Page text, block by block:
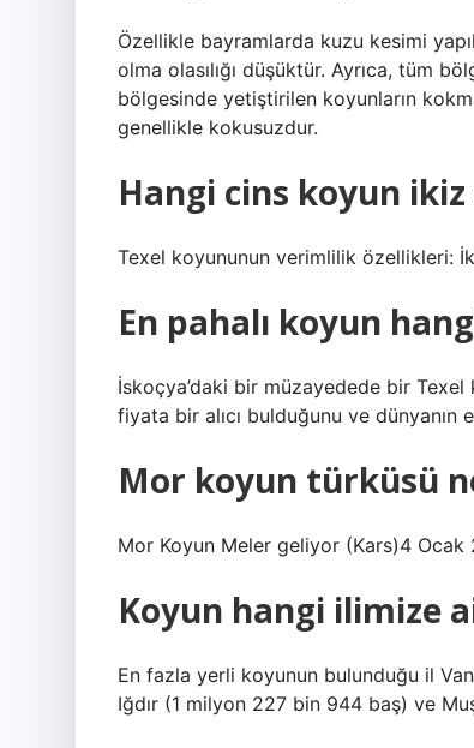
Özellikle bayramlarda kuzu kesimi
olma olasılığı düşüktür. Ayrıca, tüm
bölgesinde yetiştirilen koyunların
genellikle kokusuzdur.
Hangi cins koyun
Texel koyununun verimlilik özellikleri:
En pahalı koyun
İskoçya’daki bir müzayedede bir
fiyata bir alıcı bulduğunu ve
Mor koyun türküsü
Mor Koyun Meler geliyor (Kars)4 Ocak
Koyun hangi ilimize
En fazla yerli koyunun bulunduğu il
Iğdır (1 milyon 227 bin 944 baş) ve